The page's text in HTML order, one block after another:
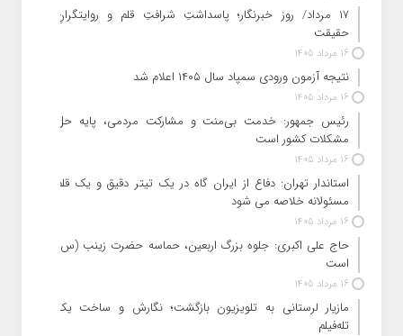
۱۷ مرداد/ روز خبرنگار؛ پاسداشتِ شرافتِ قلم و روایتگرانِ
حقیقت
16 مرداد 1405
نتیجه آزمون ورودی سمپاد سال ۱۴۰۵ اعلام شد
16 مرداد 1405
رئیس جمهور: خدمت بی‌منت و مشارکت مردمی، پایه حل
مشکلات کشور است
16 مرداد 1405
استاندار تهران: دفاع از ایران گاه در یک تیتر دقیق و یک قلم
مسئولانه خلاصه می شود
16 مرداد 1405
حاج‌ علی‌ اکبری: جلوه بزرگ اربعین، حماسه حضرت زینب (س)
است
16 مرداد 1405
مازیار لرستانی به تلویزیون بازگشت؛ نگارش و ساخت یک
تله‌فیلم